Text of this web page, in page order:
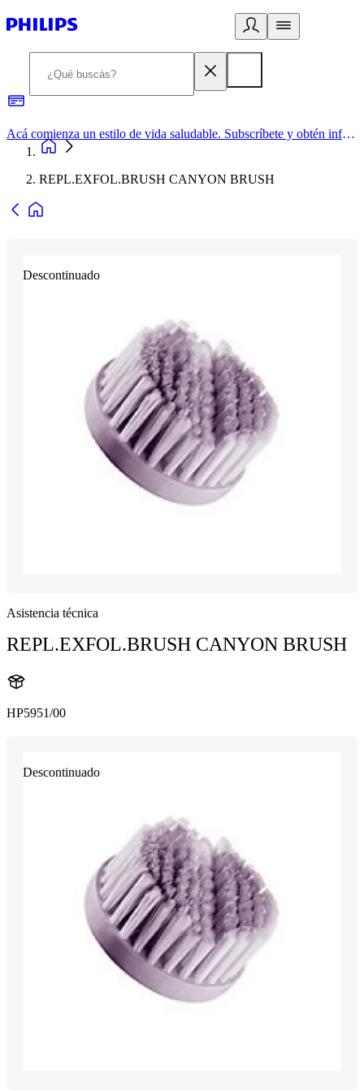
Acá comienza un estilo de vida saludable. Subscríbete y obtén información de primera mano
REPL.EXFOL.BRUSH CANYON BRUSH
Descontinuado
Asistencia técnica
REPL.EXFOL.BRUSH CANYON BRUSH
HP5951/00
Descontinuado